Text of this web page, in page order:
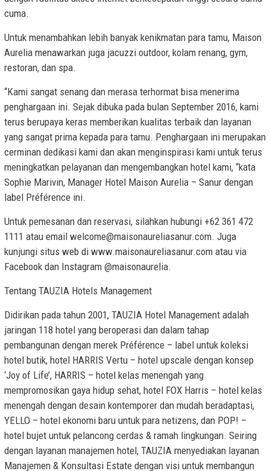
cuma.
Untuk menambahkan lebih banyak kenikmatan para tamu, Maison
Aurelia menawarkan juga jacuzzi outdoor, kolam renang, gym,
restoran, dan spa.
“Kami sangat senang dan merasa terhormat bisa menerima
penghargaan ini. Sejak dibuka pada bulan September 2016, kami
terus berupaya keras memberikan kualitas terbaik dan layanan
yang sangat prima kepada para tamu. Penghargaan ini merupakan
cerminan dedikasi kami dan akan menginspirasi kami untuk terus
meningkatkan pelayanan dan mengembangkan hotel kami, “kata
Sophie Marivin, Manager Hotel Maison Aurelia – Sanur dengan
label Préférence ini.
Untuk pemesanan dan reservasi, silahkan hubungi +62 361 472
1111 atau email welcome@maisonaureliasanur.com. Juga
kunjungi situs web di www.maisonaureliasanur.com atau via
Facebook dan Instagram @maisonaurelia.
Tentang TAUZIA Hotels Management
Didirikan pada tahun 2001, TAUZIA Hotel Management adalah
jaringan 118 hotel yang beroperasi dan dalam tahap
pembangunan dengan merek Préférence – label untuk koleksi
hotel butik, hotel HARRIS Vertu – hotel upscale dengan konsep
‘Joy of Life’, HARRIS – hotel kelas menengah yang
mempromosikan gaya hidup sehat, hotel FOX Harris – hotel kelas
menengah dengan desain kontemporer dan mudah beradaptasi,
YELLO – hotel ekonomi baru untuk para netizens, dan POP! –
hotel bujet untuk pelancong cerdas & ramah lingkungan. Seiring
dengan layanan manajemen hotel, TAUZIA menyediakan layanan
Manajemen & Konsultasi Estate dengan visi untuk membangun